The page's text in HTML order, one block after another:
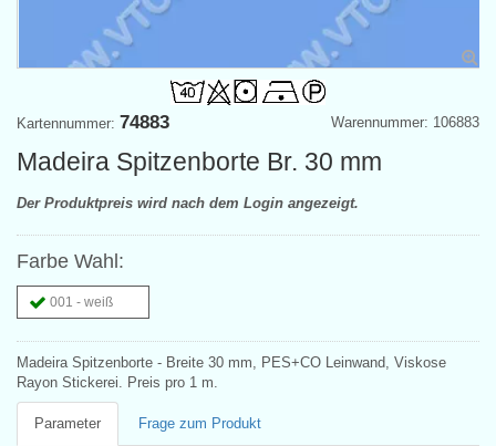
Warennummer: 106883
Kartennummer: 74883
Madeira Spitzenborte Br. 30 mm
Der Produktpreis wird nach dem Login angezeigt.
Farbe Wahl:
001 - weiß
Madeira Spitzenborte - Breite 30 mm, PES+CO Leinwand, Viskose
Rayon Stickerei. Preis pro 1 m.
Parameter Frage zum Produkt